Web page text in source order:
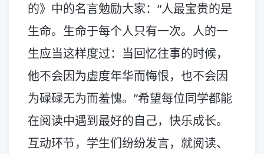
的》中的名言勉励大家：“人最宝贵的是
生命。生命于每个人只有一次。人的一
生应当这样度过：当回忆往事的时候，
他不会因为虚度年华而悔恨，也不会因
为碌碌无为而羞愧。”希望每位同学都能
在阅读中遇到最好的自己，快乐成长。
互动环节，学生们纷纷发言，就阅读、